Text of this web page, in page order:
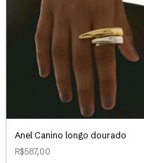
Anel Canino longo dourado
R$587,00